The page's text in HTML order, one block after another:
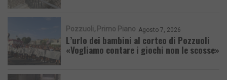
Pozzuoli Primo Piano Agosto 7, 2026
L’urlo dei bambini al corteo di Pozzuoli
«Vogliamo contare i giochi non le scosse»